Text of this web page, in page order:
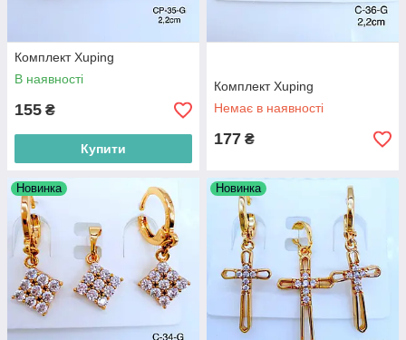
Комплект Xuping
В наявності
155 ₴
Купити
Комплект Xuping
Немає в наявності
177 ₴
Новинка Новинка